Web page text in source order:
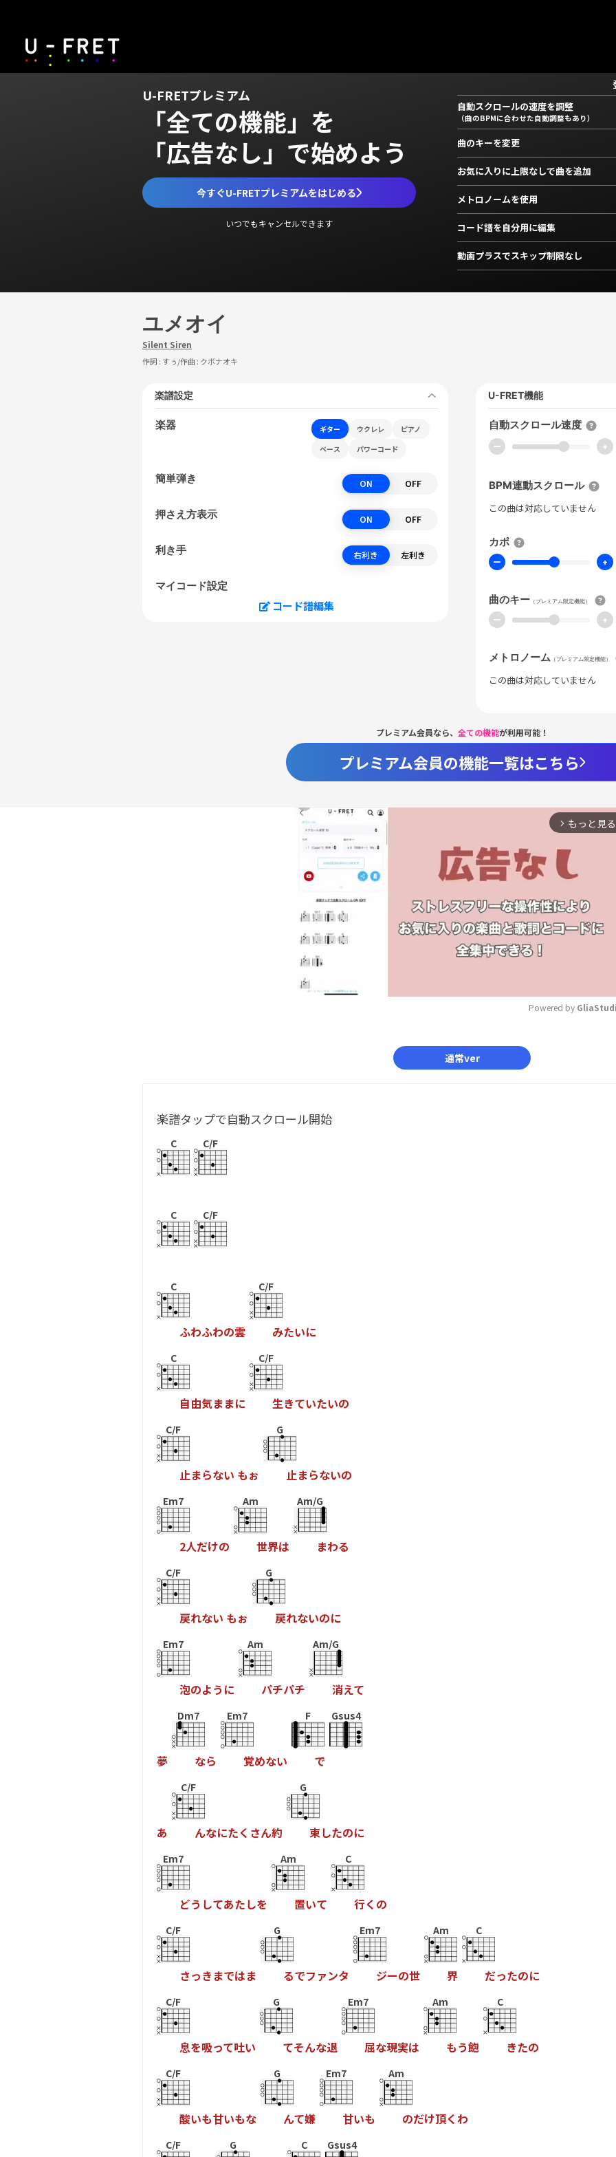
U-FRETプレミアム
「全ての機能」を
「広告なし」で始めよう
今すぐU-FRETプレミアムをはじめる
いつでもキャンセルできます
自動スクロールの速度を調整
（曲のBPMに合わせた自動調整もあり）
曲のキーを変更
お気に入りに上限なしで曲を追加
メトロノームを使用
コード譜を自分用に編集
動画プラスでスキップ制限なし
ユメオイ
Silent Siren
作詞 : すぅ/作曲 : クボナオキ
楽譜設定
楽器 ギター ウクレレ
ピアノ
ベース
パワーコード
簡単弾き ON OFF
押さえ方表示 ON OFF
利き手 右利き 左利き
マイコード設定
コード譜編集
U-FRET機能
自動スクロール速度
ー +
BPM連動スクロール
この曲は対応していません
カポ
ー +
曲のキー （プレミアム限定機能）
ー +
メトロノーム （プレミアム限定機能）
この曲は対応していません
プレミアム会員なら、 全ての機能が利用可能！
プレミアム会員の機能一覧はこちら
arrow_forward_ios もっと見る
Powered by
通常ver
楽譜タップで自動スクロール開始
C C/F
C C/F
C
ふわふわの雲
C/F
みたいに
C
自由気ままに
C/F
生きていたいの
C/F
止まらない もぉ
G
止まらないの
Em7
2人だけの
Am
世界は
Am/G
まわる
C/F
戻れない もぉ
G
戻れないのに
Em7
泡のよう に
Am
パチパチ
Am/G
消えて
夢
Dm7
なら
Em7
覚めない
F
で
Gsus4
あ
C/F
んなにたく さん約
G
束したのに
Em7
どう してあたしを
Am
置いて
C
行く の
C/F
さっき まではま
G
るでフ ァンタ
Em7
ジーの世
Am
界
C
だったのに
C/F
息を吸って吐い
G
てそんな退
Em7
屈な現実は
Am
もう飽
C
きたの
C/F
酸いも甘いもな
G
んて嫌
Em7
甘いも
Am
のだけ頂くわ
C/F G C Gsus4